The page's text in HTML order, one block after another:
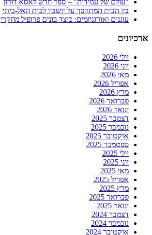
"עולם של עמידות" – ספר חדש לאסא דורון
בין הבית המתהפך על יושביו לבית האל-ביתי
עוגנים ואורגניזמים: כיצד בונים פרופיל מחקרי
ארכיונים
יולי 2026
יוני 2026
מאי 2026
אפריל 2026
מרץ 2026
פברואר 2026
ינואר 2026
דצמבר 2025
נובמבר 2025
אוקטובר 2025
ספטמבר 2025
יולי 2025
יוני 2025
מאי 2025
אפריל 2025
מרץ 2025
פברואר 2025
ינואר 2025
דצמבר 2024
נובמבר 2024
אוקטובר 2024